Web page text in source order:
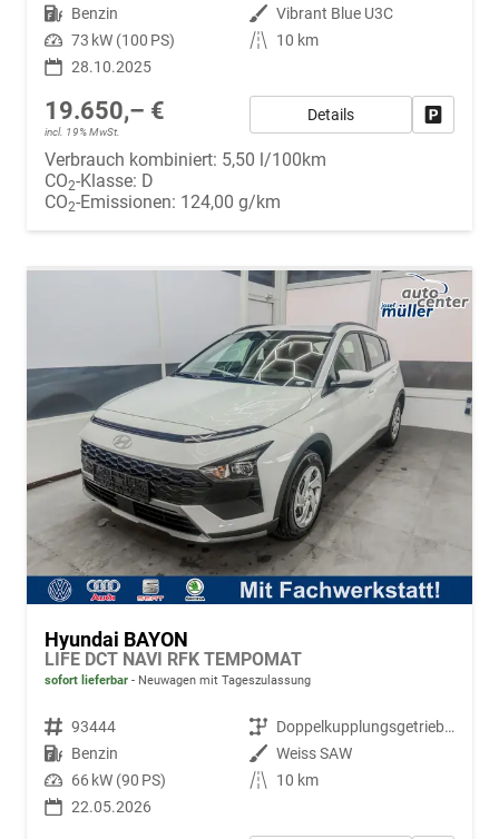
Kraftstoff Benzin Außenfarbe Vibrant Blue U3C
Leistung 73 kW (100 PS) Kilometerstand
10 km
28.10.2025
19.650,– €
incl. 19% MwSt.
Details
Verbrauch kombiniert: 5,50 l/100km
CO2-Klasse: D
CO2-Emissionen: 124,00 g/km
Hyundai BAYON
LIFE DCT NAVI RFK TEMPOMAT
sofort lieferbar Neuwagen mit Tageszulassung
Fahrzeugnr. 93444 Getriebe
Doppelkupplungsgetriebe (DSG)
Kraftstoff Benzin Außenfarbe Weiss SAW
Leistung 66 kW (90 PS) Kilometerstand
10 km
22.05.2026